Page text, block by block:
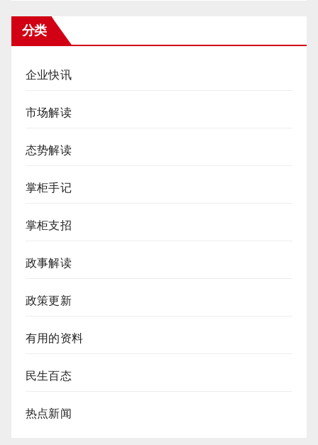
分类
企业快讯
市场解读
态势解读
掌柜手记
掌柜支招
政事解读
政策更新
有用的资料
民生百态
热点新闻